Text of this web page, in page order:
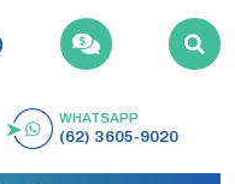
BUSCAR
WHATSAPP
(62) 3605-9020